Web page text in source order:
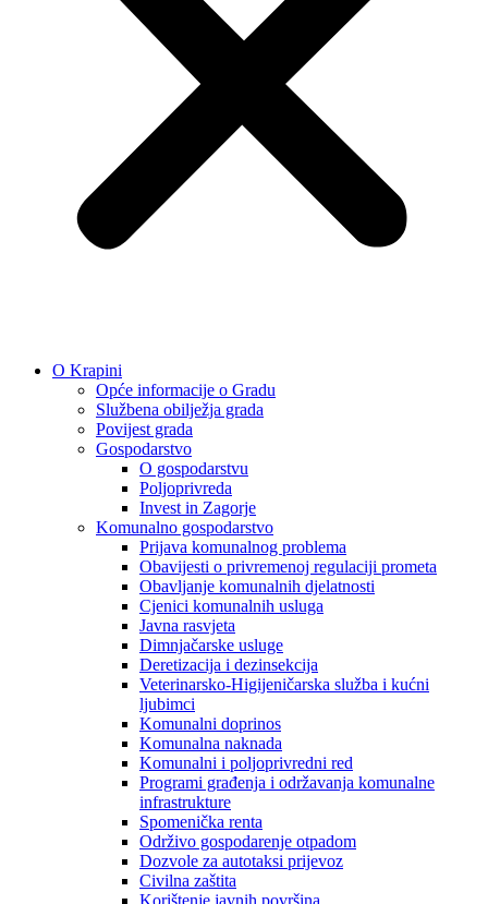
O Krapini
Opće informacije o Gradu
Službena obilježja grada
Povijest grada
Gospodarstvo
O gospodarstvu
Poljoprivreda
Invest in Zagorje
Komunalno gospodarstvo
Prijava komunalnog problema
Obavijesti o privremenoj regulaciji prometa
Obavljanje komunalnih djelatnosti
Cjenici komunalnih usluga
Javna rasvjeta
Dimnjačarske usluge
Deretizacija i dezinsekcija
Veterinarsko-Higijeničarska služba i kućni
ljubimci
Komunalni doprinos
Komunalna naknada
Komunalni i poljoprivredni red
Programi građenja i održavanja komunalne
infrastrukture
Spomenička renta
Održivo gospodarenje otpadom
Dozvole za autotaksi prijevoz
Civilna zaštita
Korištenje javnih površina